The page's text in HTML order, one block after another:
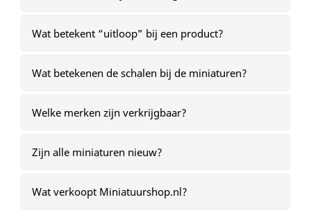
Wat betekent “uitloop” bij een product?
Wat betekenen de schalen bij de miniaturen?
Welke merken zijn verkrijgbaar?
Zijn alle miniaturen nieuw?
Wat verkoopt Miniatuurshop.nl?